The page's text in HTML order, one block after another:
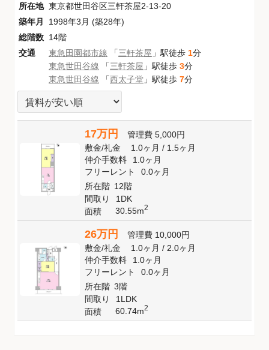
所在地 東京都世田谷区三軒茶屋2-13-20
築年月
1998年3月 (築28年)
総階数 14階
交通
東急田園都市線 「三軒茶屋 」駅徒歩 1分
東急世田谷線 「三軒茶屋 」駅徒歩 3分
東急世田谷線 「西太子堂 」駅徒歩 7分
17万円 管理費 5,000円
敷金/礼金 1.0ヶ月/ 1.5ヶ月
仲介手数料
1.0ヶ月
フリーレント
0.0ヶ月
所在階 12階
間取り
1DK
面積
30.55m2
26万円 管理費 10,000円
敷金/礼金 1.0ヶ月/ 2.0ヶ月
仲介手数料
1.0ヶ月
フリーレント
0.0ヶ月
所在階 3階
間取り
1LDK
面積
60.74m2